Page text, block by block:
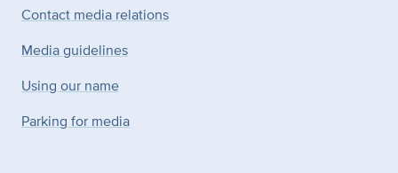
Contact media relations
Media guidelines
Using our name
Parking for media